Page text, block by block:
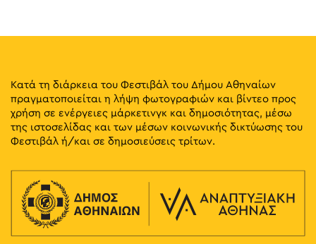
Κατά τη διάρκεια του Φεστιβάλ του Δήμου Αθηναίων
πραγματοποιείται η λήψη φωτογραφιών και βίντεο προς
χρήση σε ενέργειες μάρκετινγκ και δημοσιότητας, μέσω
της ιστοσελίδας και των μέσων κοινωνικής δικτύωσης του
Φεστιβάλ ή/και σε δημοσιεύσεις τρίτων.